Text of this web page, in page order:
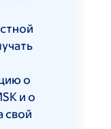
о
и о
свой